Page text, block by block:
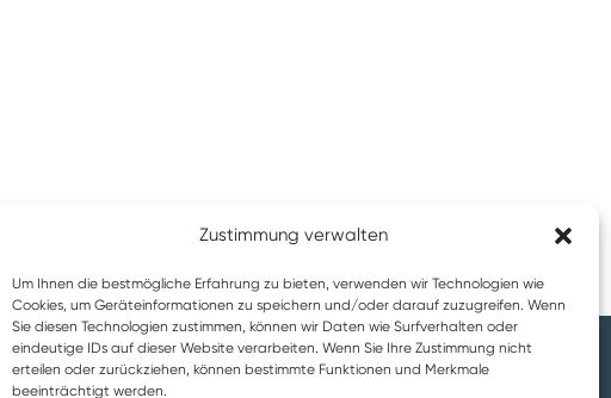
Zustimmung verwalten
Um Ihnen die bestmögliche Erfahrung zu bieten, verwenden wir Technologien wie
Cookies, um Geräteinformationen zu speichern und/oder darauf zuzugreifen. Wenn
Sie diesen Technologien zustimmen, können wir Daten wie Surfverhalten oder
eindeutige IDs auf dieser Website verarbeiten. Wenn Sie Ihre Zustimmung nicht
erteilen oder zurückziehen, können bestimmte Funktionen und Merkmale
beeinträchtigt werden.